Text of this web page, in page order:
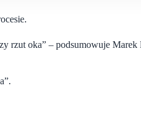
rzut oka” – podsumowuje Marek